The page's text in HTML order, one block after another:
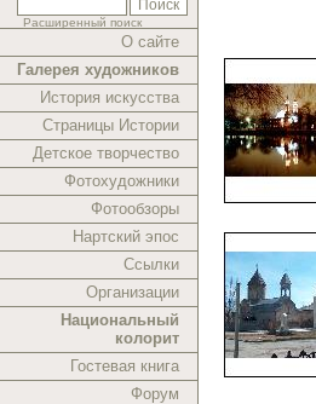
Расширенный поиск
О сайте
Галерея художников
История искусства
Страницы Истории
Детское творчество
Фотохудожники
Фотообзоры
Нартский эпос
Ссылки
Организации
Национальный
колорит
Гостевая книга
Форум